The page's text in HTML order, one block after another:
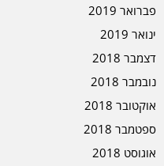
פברואר 2019
ינואר 2019
דצמבר 2018
נובמבר 2018
אוקטובר 2018
ספטמבר 2018
אוגוסט 2018